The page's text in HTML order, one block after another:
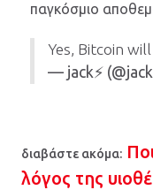
παγκόσμιο
Yes, Bitcoin will
— jack⚡️
διαβάστε ακόμα:
λόγος της